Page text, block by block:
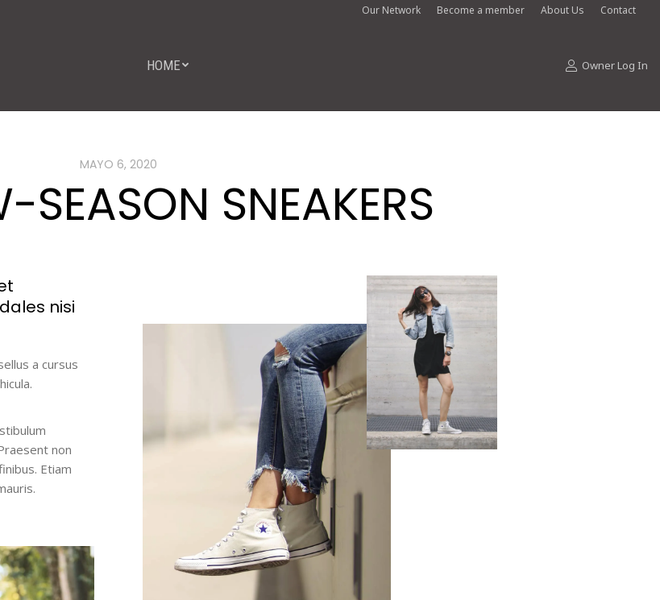
Our Network Become a member About Us Contact
HOME Owner Log In
MAYO 6, 2020
SEASON SNEAKERS
nisi
a cursus
non
Etiam